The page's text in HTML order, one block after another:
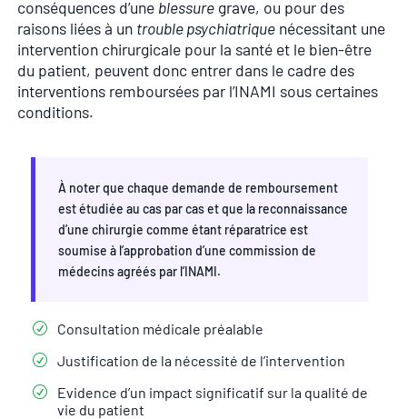
conséquences d’une blessure grave, ou pour des
raisons liées à un trouble psychiatrique nécessitant une
intervention chirurgicale pour la santé et le bien-être
du patient, peuvent donc entrer dans le cadre des
interventions remboursées par l’INAMI sous certaines
conditions.
À noter que chaque demande de remboursement
est étudiée au cas par cas et que la reconnaissance
d’une chirurgie comme étant réparatrice est
soumise à l’approbation d’une commission de
médecins agréés par l’INAMI.
Consultation médicale préalable
Justification de la nécessité de l’intervention
Evidence d’un impact significatif sur la qualité de
vie du patient